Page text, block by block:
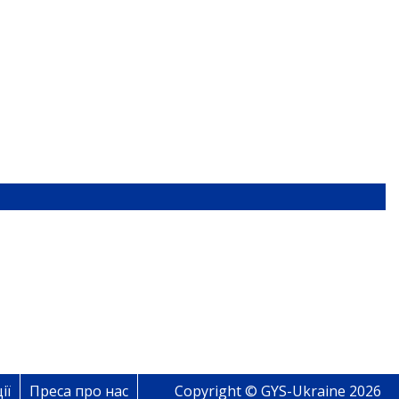
Преса про нас Copyright © GYS-Ukraine 2026